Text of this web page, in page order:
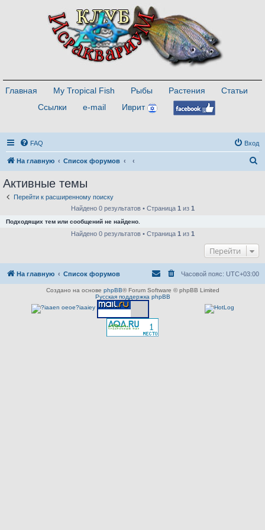
Главная My Tropical Fish Рыбы Растения
Статьи
Ссылки
e-mail Иврит
FAQ Вход
На главную Список форумов
Активные темы
Перейти к расширенному поиску
Найдено 0 результатов • Страница 1 из 1
Подходящих тем или сообщений не найдено.
Найдено 0 результатов • Страница 1 из 1
Перейти
На главную Список форумов Часовой пояс: UTC+03:00
Создано на основе phpBB® Forum Software © phpBB Limited
Русская поддержка phpBB